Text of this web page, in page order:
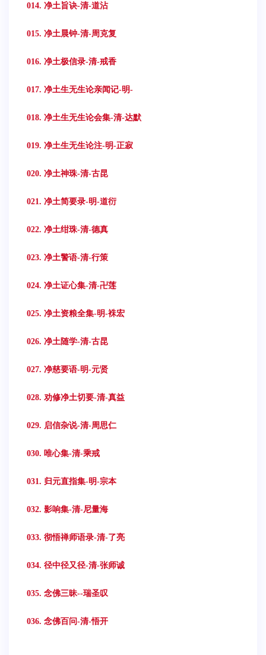
014. 净土旨诀-清-道沾
015. 净土晨钟-清-周克复
016. 净土极信录-清-戒香
017. 净土生无生论亲闻记-明-
018. 净土生无生论会集-清-达默
019. 净土生无生论注-明-正寂
020. 净土神珠-清-古昆
021. 净土简要录-明-道衍
022. 净土绀珠-清-德真
023. 净土警语-清-行策
024. 净土证心集-清-卍莲
025. 净土资粮全集-明-袾宏
026. 净土随学-清-古昆
027. 净慈要语-明-元贤
028. 劝修净土切要-清-真益
029. 启信杂说-清-周思仁
030. 唯心集-清-乘戒
031. 归元直指集-明-宗本
032. 影响集-清-尼量海
033. 彻悟禅师语录-清-了亮
034. 径中径又径-清-张师诚
035. 念佛三昧--瑞圣叹
036. 念佛百问-清-悟开